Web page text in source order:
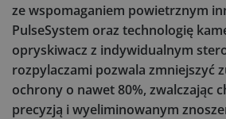
ze wspomaganiem powietrznym
PulseSystem oraz technologię
opryskiwacz z indywidualnym
rozpylaczami pozwala zmniejszyć
ochrony o nawet 80%, zwalczając
precyzją i wyeliminowanym